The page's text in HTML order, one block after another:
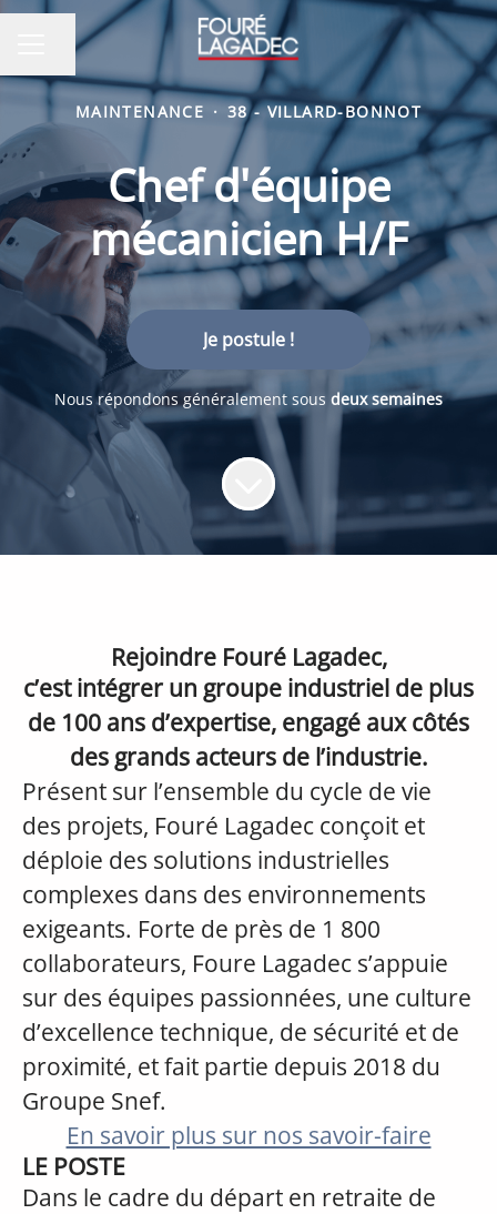
MENU CARRIÈRE
Partager la page
MAINTENANCE · 38 - VILLARD-BONNOT
Chef d'équipe
mécanicien H/F
Je postule !
Nous répondons généralement sous deux semaines
Rejoindre Fouré Lagadec,
c’est intégrer un groupe industriel de plus
de 100 ans d’expertise, engagé aux côtés
des grands acteurs de l’industrie.
Présent sur l’ensemble du cycle de vie
des projets, Fouré Lagadec conçoit et
déploie des solutions industrielles
complexes dans des environnements
exigeants. Forte de près de 1 800
collaborateurs, Foure Lagadec s’appuie
sur des équipes passionnées, une culture
d’excellence technique, de sécurité et de
proximité, et fait partie depuis 2018 du
Groupe Snef.
En savoir plus sur nos savoir-faire
LE POSTE
Dans le cadre du départ en retraite de